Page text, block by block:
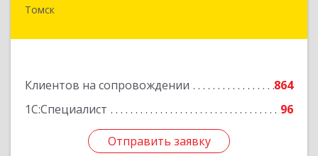
Томск
Клиентов на сопровождении
864
1С:Специалист
96
Отправить заявку
634041, Томская обл, Томск г, Кирова пр-кт,
Отправить заявку